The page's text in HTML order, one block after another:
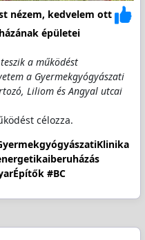
nézem, kedvelem ott
épületei
a működést
a Gyermekgyógyászati
Liliom és Angyal utcai
célozza.
#BC